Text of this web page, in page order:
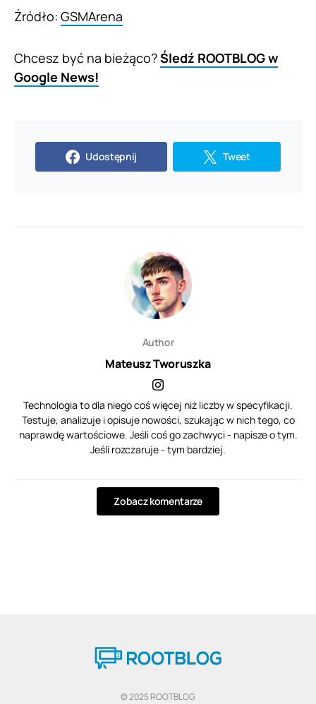
Źródło: GSMArena
Chcesz być na bieżąco?Śledź ROOTBLOG w
Google News!
Udostępnij Tweet
Author
Mateusz Tworuszka
Technologia to dla niego coś więcej niż liczby w specyfikacji.
Testuje, analizuje i opisuje nowości, szukając w nich tego, co
naprawdę wartościowe. Jeśli coś go zachwyci - napisze o tym.
Jeśli rozczaruje - tym bardziej.
Zobacz komentarze
© 2025 ROOTBLOG